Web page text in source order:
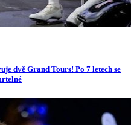
dvě Grand Tours! Po 7 letech se